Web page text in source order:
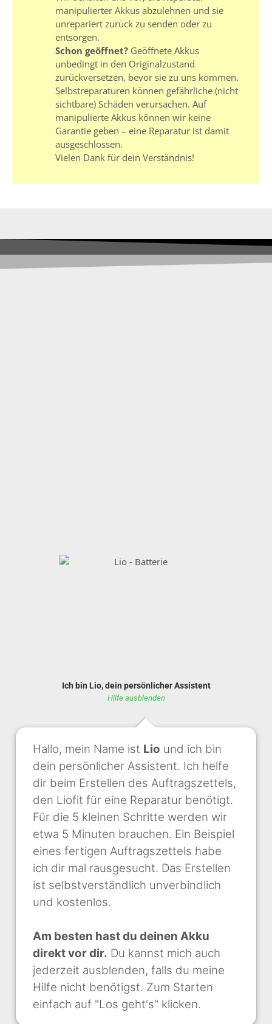
manipulierter Akkus abzulehnen und sie
unrepariert zurück zu senden oder zu
entsorgen.
Schon geöffnet? Geöffnete Akkus
unbedingt in den Originalzustand
zurückversetzen, bevor sie zu uns kommen.
Selbstreparaturen können gefährliche (nicht
sichtbare) Schäden verursachen. Auf
manipulierte Akkus können wir keine
Garantie geben – eine Reparatur ist damit
ausgeschlossen.
Vielen Dank für dein Verständnis!
Ich bin Lio, dein persönlicher Assistent
Hilfe ausblenden
Hallo, mein Name ist Lio und ich bin
dein persönlicher Assistent. Ich helfe
dir beim Erstellen des Auftragszettels,
den Liofit für eine Reparatur benötigt.
Für die 5 kleinen Schritte werden wir
etwa 5 Minuten brauchen. Ein Beispiel
eines fertigen Auftragszettels habe
ich dir mal rausgesucht. Das Erstellen
ist selbstverständlich unverbindlich
und kostenlos.
Am besten hast du deinen Akku
direkt vor dir. Du kannst mich auch
jederzeit ausblenden, falls du meine
Hilfe nicht benötigst. Zum Starten
einfach auf "Los geht's" klicken.